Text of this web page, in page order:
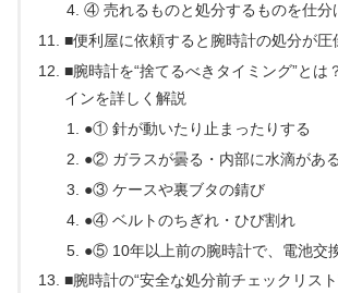
④ 売れるものと処分するものを仕分
■便利屋に依頼すると腕時計の処分が圧
■腕時計を“捨てるべきタイミング”とは
インを詳しく解説
●① 針が動いたり止まったりする
●② ガラスが曇る・内部に水滴がある
●③ ケースや裏ブタの錆び
●④ ベルトのちぎれ・ひび割れ
●⑤ 10年以上前の腕時計で、電池交
■腕時計の“安全な処分前チェックリスト